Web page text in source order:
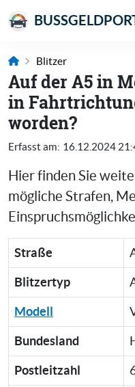
Blitzer
Auf der A5 in
in
worden?
Erfasst am: 16.12.2024
Hier finden Sie
mögliche Strafen,
Straße
Blitzertyp
Modell
Bundesland
Postleitzahl